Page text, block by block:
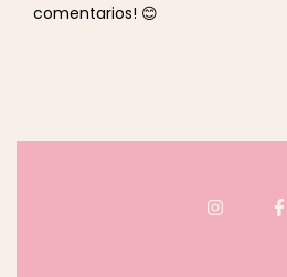
comentarios! 😊